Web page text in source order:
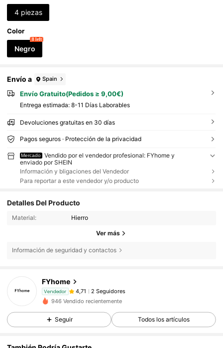
4 piezas
Color
Negro
8 left
Envío a Spain
Envío Gratuito(Pedidos ≥ 9,00€)
Entrega estimada: 8-11 Días Laborables
Devoluciones gratuitas en 30 días
Pagos seguros · Protección de la privacidad
Mercado
Vendido por el vendedor profesional: FYhome y
enviado por SHEIN
Información y bligaciones del Vendedor
Para reportar a este vendedor y/o producto
Detalles Del Producto
Material: Hierro
Ver más
Información de seguridad y contactos
FYhome
Vendedor 4,71
2 Seguidores
946 Vendido recientemente
Seguir Todos los artículos